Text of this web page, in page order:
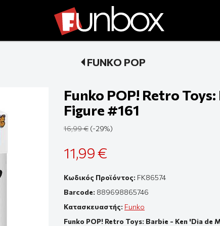
FUNKO POP
Funko POP! Retro
Figure #161
16,99 € (-29%)
11,99 €
Κωδικός Προϊόντος: FK86574
Barcode: 889698865746
Κατασκευαστής: Funko
Funko POP! Retro Toys: Barbie - Ken 'Dia de